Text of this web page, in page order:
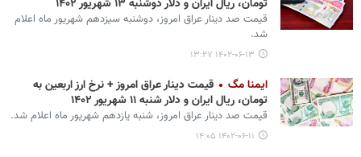
تومان، ریال ایران و دلار دوشنبه ۱۳ شهریور ۱۴۰۲
قیمت صد دینار عراق امروز، دوشنبه سیزدهم شهریور ماه اعلام
شد.
۱۴۰۲-۰۶-۱۳ ۱۳:۲۷
ایمنا مگ
قیمت دینار عراق امروز + نرخ ارز اربعین به
تومان، ریال ایران و دلار شنبه ۱۱ شهریور ۱۴۰۲
قیمت صد دینار عراق امروز، شنبه یازدهم شهریور ماه اعلام شد.
۱۴۰۲-۰۶-۱۱ ۱۴:۰۵